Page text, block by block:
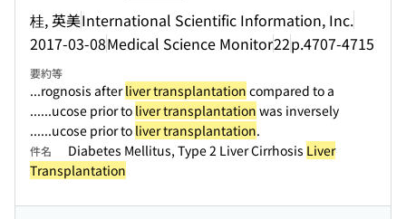
桂, 英美International Scientific Information, Inc.
2017-03-08Medical Science Monitor22p.4707-4715
要約等
...rognosis afterliver transplantation compared to a
......ucose prior to liver transplantation was inversely
......ucose prior to liver transplantation.
件名 Diabetes Mellitus, Type 2 Liver Cirrhosis Liver
Transplantation